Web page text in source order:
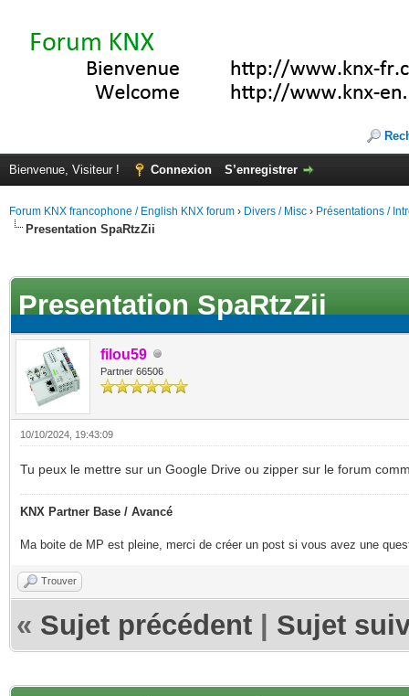
Bienvenue, Visiteur ! Connexion S’enregistrer
Forum KNX francophone / English KNX forum › Divers / Misc › Présentations /
Presentation SpaRtzZii
Presentation SpaRtzZii
filou59
Partner 66506
10/10/2024, 19:43:09
Tu peux le mettre sur un Google Drive ou zipper sur le forum
KNX Partner Base / Avancé
Ma boite de MP est pleine, merci de créer un post si vous avez une
Trouver
« Sujet précédent Sujet